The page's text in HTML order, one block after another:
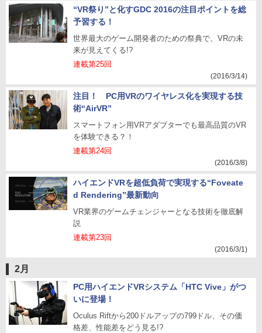
“VR祭り”と化すGDC 2016の注目ポイントを総
予習する！
世界最大のゲーム開発者のための祭典で、VRの未
来が見えてくる!?
連載第25回
(2016/3/14)
注目！ PC用VRのワイヤレス化を実現する技
術“AirVR”
スマートフォン用VRアダプターでも最高品質のVR
を体験できる？！
連載第24回
(2016/3/8)
ハイエンドVRを超低負荷で実現する“Foveate
d Rendering”最新動向
VR業界のゲームチェンジャーとなる技術を徹底解
説
連載第23回
(2016/3/1)
2月
PC用ハイエンドVRシステム「HTC Vive」がつ
いに登場！
Oculus Riftから200ドルアップの799ドル、その価
格差、性能差をどう見る!?